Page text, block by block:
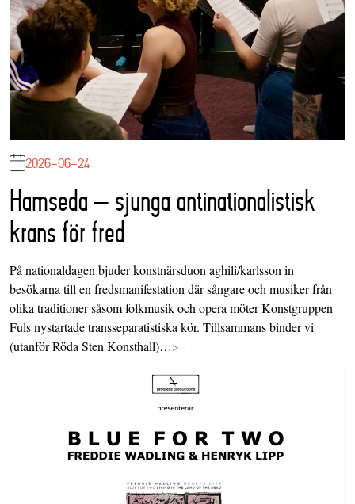
2026-06-24
Hamseda – sjunga antinationalistisk
krans för fred
På nationaldagen bjuder konstnärsduon aghili/karlsson in
besökarna till en fredsmanifestation där sångare och musiker från
olika traditioner såsom folkmusik och opera möter Konstgruppen
Fuls nystartade transseparatistiska kör. Tillsammans binder vi
(utanför Röda Sten Konsthall)…>